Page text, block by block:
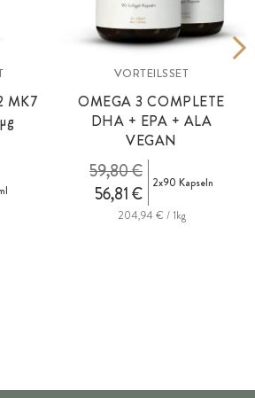
MK7
VORTEILSSET
OMEGA 3 COMPLETE
DHA + EPA + ALA
VEGAN
56,81 €
59,80 € 2x90 Kapseln
204,94 € / 1kg